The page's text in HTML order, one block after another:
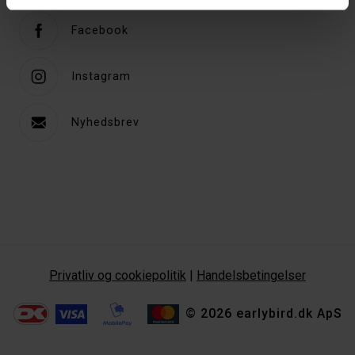
Facebook
Instagram
Nyhedsbrev
Privatliv og cookiepolitik | Handelsbetingelser
© 2026 earlybird.dk ApS